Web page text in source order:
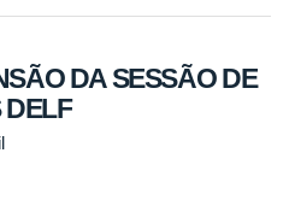
DA SESSÃO DE